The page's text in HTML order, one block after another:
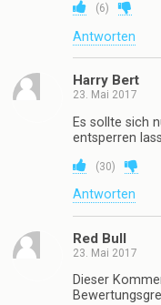
(6)
Antworten
Harry Bert
23. Mai 2017
Es sollte sich
entsperren
(30)
Antworten
Red Bull
23. Mai 2017
Dieser